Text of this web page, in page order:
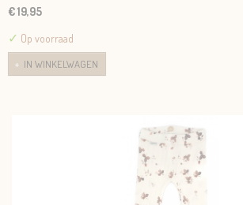
€ 19,95
✓ Op voorraad
IN WINKELWAGEN